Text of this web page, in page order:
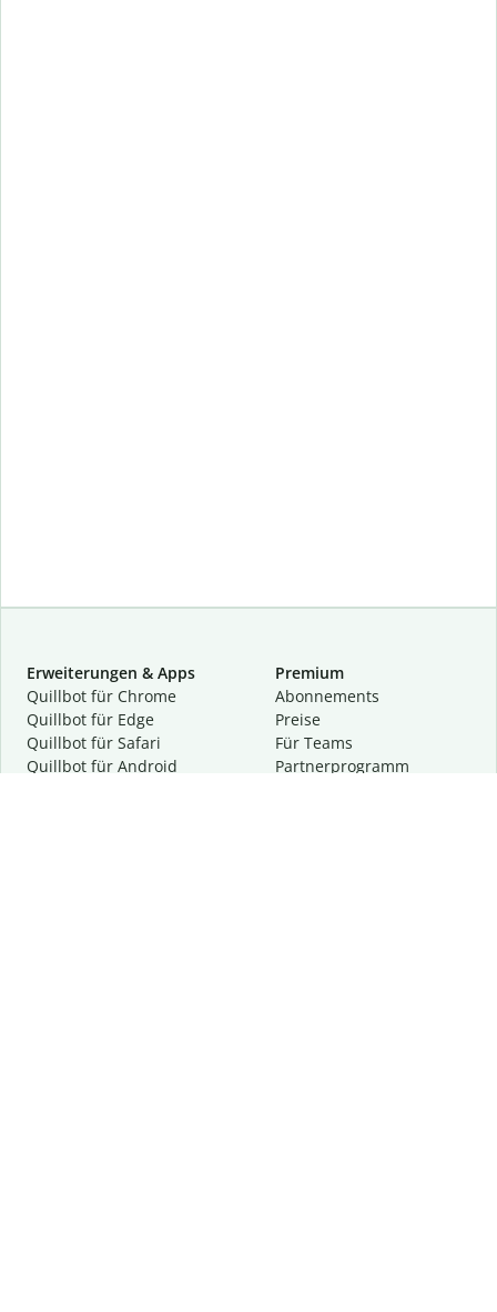
Erweiterungen & Apps
Quillbot für Chrome
Quillbot für Edge
Quillbot für Safari
Quillbot für Android
Premium
Abon­ne­ments
Preise
Für Teams
Partnerprogramm